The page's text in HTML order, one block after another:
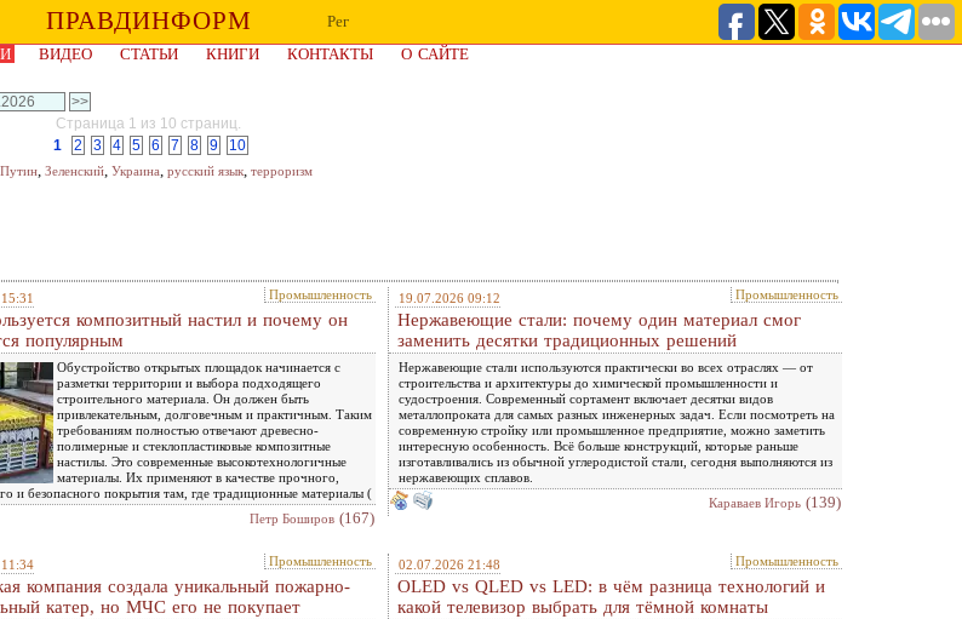
ПРАВДИНФОРМ
Рег
ВИДЕО СТАТЬИ КНИГИ КОНТАКТЫ
О САЙТЕ
Страница 1 из 10 страниц.
1
2 3 4 5 6 7 8 9 10
Путин, Зеленский, Украина, русский язык, терроризм
Промышленность
композитный настил и почему он
популярным
Обустройство открытых площадок начинается с
разметки территории и выбора подходящего
строительного материала. Он должен быть
привлекательным, долговечным и практичным. Таким
требованиям полностью отвечают древесно-
полимерные и стеклопластиковые композитные
настилы. Это современные высокотехнологичные
материалы. Их применяют в качестве прочного,
и безопасного покрытия там, где традиционные материалы (
Петр Боширов (167)
19.07.2026 09:12 Промышленность
Нержавеющие стали: почему один материал смог
заменить десятки традиционных решений
Нержавеющие стали используются практически во всех отраслях — от
строительства и архитектуры до химической промышленности и
судостроения. Современный сортамент включает десятки видов
металлопроката для самых разных инженерных задач. Если посмотреть на
современную стройку или промышленное предприятие, можно заметить
интересную особенность. Всё больше конструкций, которые раньше
изготавливались из обычной углеродистой стали, сегодня выполняются из
нержавеющих сплавов.
Караваев Игорь (139)
Промышленность
компания создала уникальный пожарно-
катер, но МЧС его не покупает
02.07.2026 21:48 Промышленность
OLED vs QLED vs LED: в чём разница технологий и
какой телевизор выбрать для тёмной комнаты